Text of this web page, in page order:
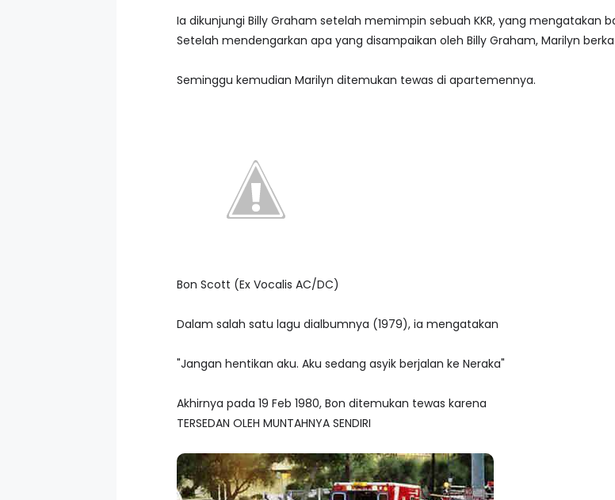
Ia dikunjungi Billy Graham setelah memimpin sebuah KKR, yang
Setelah mendengarkan apa yang disampaikan oleh Billy Graham, Marilyn
Seminggu kemudian Marilyn ditemukan tewas di apartemennya.
Bon Scott (Ex Vocalis AC/DC)
Dalam salah satu lagu dialbumnya (1979), ia mengatakan
"Jangan hentikan aku. Aku sedang asyik berjalan ke Neraka"
Akhirnya pada 19 Feb 1980, Bon ditemukan tewas karena
TERSEDAN OLEH MUNTAHNYA SENDIRI